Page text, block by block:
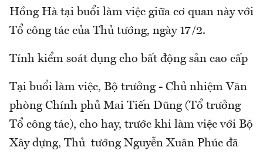
Hồng Hà tại buổi làm việc giữa cơ quan này với
Tổ công tác của Thủ tướng, ngày 17/2.
Tính kiểm soát dụng cho bất động sản cao cấp
Tại buổi làm việc, Bộ trưởng - Chủ nhiệm Văn
phòng Chính phủ Mai Tiến Dũng (Tổ trưởng
Tổ công tác), cho hay, trước khi làm việc với Bộ
Xây dựng, Thủ tướng Nguyễn Xuân Phúc đã